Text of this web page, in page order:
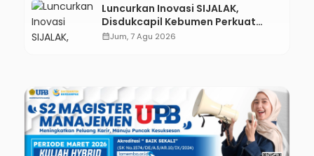
Luncurkan Inovasi SIJALAK,
Disdukcapil Kebumen Perkuat
Jejaring Literasi Adminduk hingga
calendar_monthJum, 7 Agu 2026